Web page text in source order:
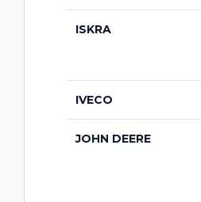
ISKRA
IVECO
JOHN DEERE